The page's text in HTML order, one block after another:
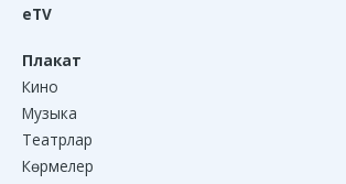
eTV
Плакат
Кино
Музыка
Театрлар
Көрмелер